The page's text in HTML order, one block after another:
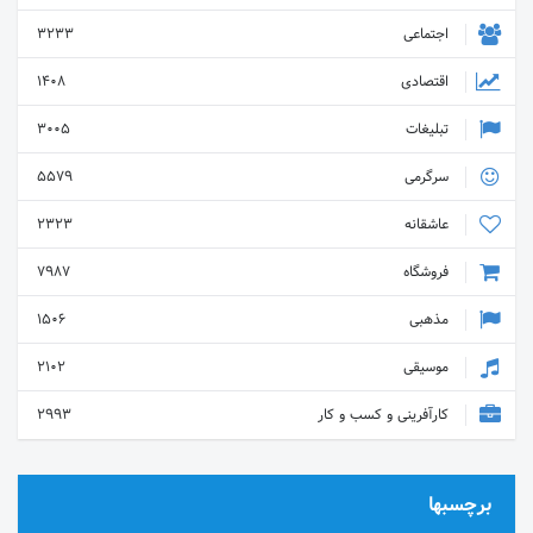
اجتماعی
3233
اقتصادی
1408
تبلیغات
3005
سرگرمی
5579
عاشقانه
2323
فروشگاه
7987
مذهبی
1506
موسیقی
2102
کارآفرینی و کسب و کار
2993
برچسبها